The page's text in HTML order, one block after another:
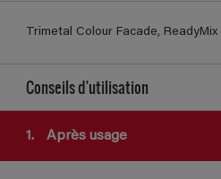
Trimetal Colour Facade, ReadyMix
Conseils d'utilisation
1. Après usage